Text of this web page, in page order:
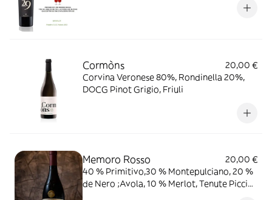
Cormòns
20,00 €
Corvina Veronese 80%, Rondinella 20%,
DOCG Pinot Grigio, Friuli
Memoro Rosso
20,00 €
40 % Primitivo,30 % Montepulciano, 20 %
de Nero ;Avola, 10 % Merlot, Tenute Piccini,